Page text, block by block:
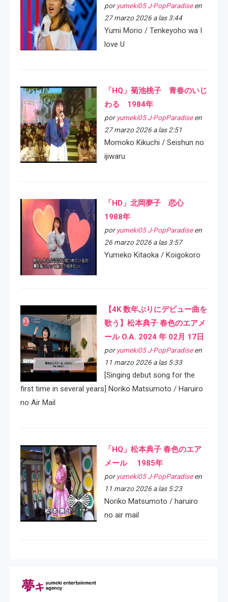
por yumeki05 J-PopParadiseen
27 marzo 2026 a las 3:44
Yumi Morio / Tenkeyoho wa I
love U
「HQ」菊池桃子 青春のいじ
わる 1984年
por yumeki05 J-PopParadiseen
27 marzo 2026 a las 2:51
Momoko Kikuchi / Seishun no
ijiwaru
「HD」北岡夢子 恋心
1988年
por yumeki05 J-PopParadiseen
26 marzo 2026 a las 3:57
Yumeko Kitaoka / Koigokoro
【4K 数年ぶりにデビュー曲を
歌う】松本典子 春色のエアメ
ール O.A. 2024 年 02月 17日
por yumeki05 J-PopParadiseen
11 marzo 2026 a las 5:33
[Singing debut song for the
first time in several years] Noriko Matsumoto / Haruiro
no Air Mail
「HQ」松本典子 春色のエア
メール 1985年
por yumeki05 J-PopParadiseen
11 marzo 2026 a las 5:23
Noriko Matsumoto / haruiro
no air mail